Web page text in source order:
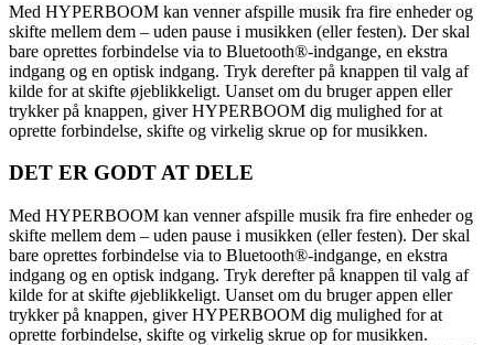
Med HYPERBOOM kan venner afspille musik fra fire enheder og
skifte mellem dem – uden pause i musikken (eller festen). Der skal
bare oprettes forbindelse via to Bluetooth®-indgange, en ekstra
indgang og en optisk indgang. Tryk derefter på knappen til valg af
kilde for at skifte øjeblikkeligt. Uanset om du bruger appen eller
trykker på knappen, giver HYPERBOOM dig mulighed for at
oprette forbindelse, skifte og virkelig skrue op for musikken.
DET ER GODT AT DELE
Med HYPERBOOM kan venner afspille musik fra fire enheder og
skifte mellem dem – uden pause i musikken (eller festen). Der skal
bare oprettes forbindelse via to Bluetooth®-indgange, en ekstra
indgang og en optisk indgang. Tryk derefter på knappen til valg af
kilde for at skifte øjeblikkeligt. Uanset om du bruger appen eller
trykker på knappen, giver HYPERBOOM dig mulighed for at
oprette forbindelse, skifte og virkelig skrue op for musikken.